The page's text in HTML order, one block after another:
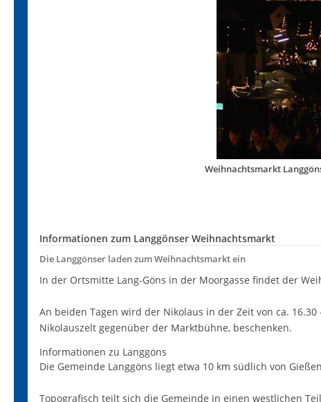
Weihnachtsmarkt
Informationen zum Langgönser Weihnachtsmarkt
Die Langgönser laden zum Weihnachtsmarkt ein
In der Ortsmitte Lang-Göns in der Moorgasse findet der
An beiden Tagen wird der Nikolaus in der Zeit von ca.
Nikolauszelt gegenüber der Marktbühne, beschenken.
Informationen zu Langgöns
Die Gemeinde Langgöns liegt etwa 10 km südlich von
Topografisch teilt sich die Gemeinde in einen westlichen